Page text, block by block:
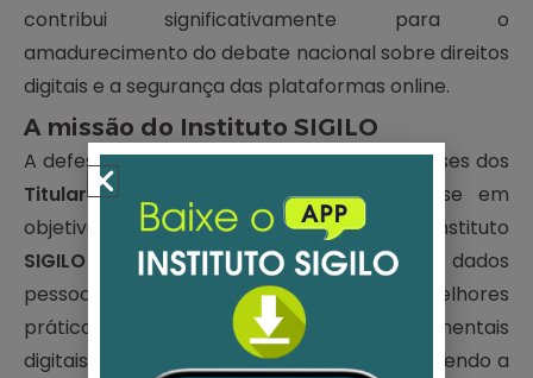
contribui significativamente para o
amadurecimento do debate nacional sobre direitos
digitais e a segurança das plataformas online.
A missão do Instituto SIGILO
A defesa intransigente dos direitos e interesses dos
Titulares de Dados
no Brasil constitui-se em
objetivo fundamental de nossa atuação. O Instituto
SIGILO atua para garantir a proteção de dados
pessoais, a segurança da informação, as melhores
práticas de
compliance e os direitos fundamentais
digitais, combatendo vazamentos e promovendo a